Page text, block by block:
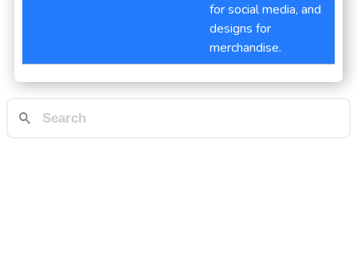
for social media, and
designs for
merchandise.